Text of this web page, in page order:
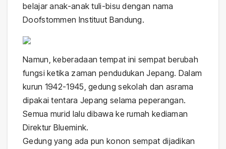
belajar anak-anak tuli-bisu dengan nama
Doofstommen Instituut Bandung.
Namun, keberadaan tempat ini sempat berubah
fungsi ketika zaman pendudukan Jepang. Dalam
kurun 1942-1945, gedung sekolah dan asrama
dipakai tentara Jepang selama peperangan.
Semua murid lalu dibawa ke rumah kediaman
Direktur Bluemink.
Gedung yang ada pun konon sempat dijadikan